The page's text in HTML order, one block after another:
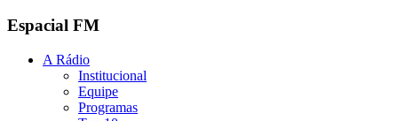
Espacial FM
A Rádio
Institucional
Equipe
Programas